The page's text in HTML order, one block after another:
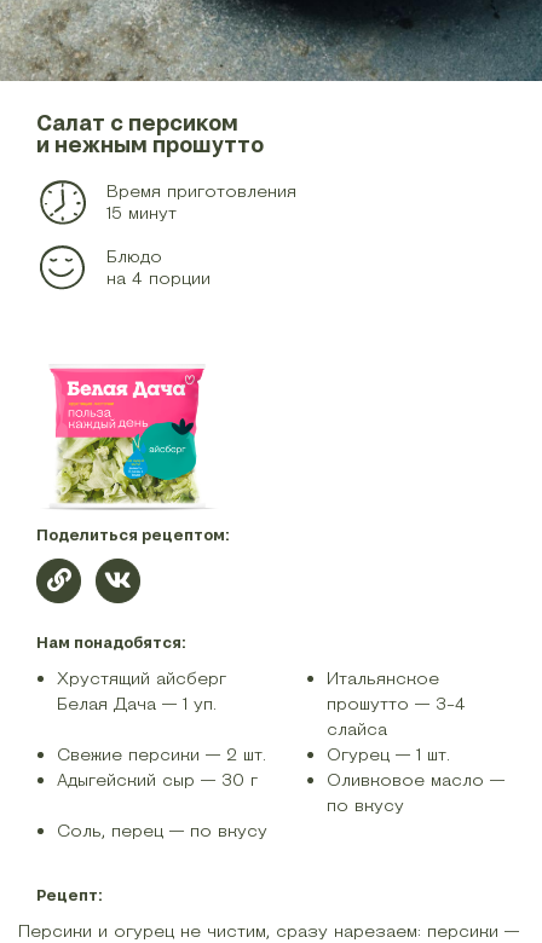
Салат с персиком
и нежным прошутто
Время приготовления
15 минут
Блюдо
на 4 порции
Поделиться рецептом:
Нам понадобятся:
Хрустящий айсберг
Белая Дача — 1 уп.
Итальянское
прошутто — 3-4
слайса
Свежие персики — 2 шт.
Огурец — 1 шт.
Адыгейский сыр — 30 г
Оливковое масло —
по вкусу
Соль, перец — по вкусу
Рецепт:
Персики и огурец не чистим, сразу нарезаем: персики —